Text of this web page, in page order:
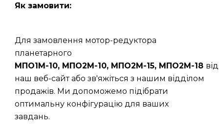
Як замовити:
Для замовлення мотор-редуктора
планетарного
МПО1М-10, МПО2М-10, МПО2М-15, МПО2М-18
наш веб-сайт або зв'яжіться з нашим відділом
продажів. Ми допоможемо підібрати
оптимальну конфігурацію для ваших
завдань.